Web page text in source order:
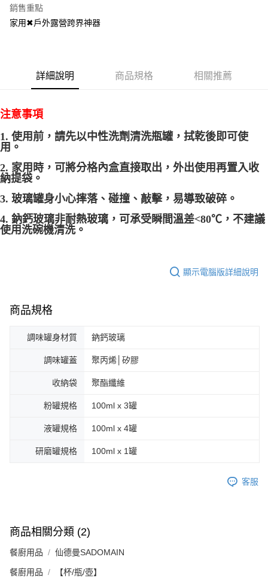
【繳款方式說明】
1.分期款項不併入電信帳單，「大哥付你分期」於每月結算日後寄送繳費提
【注意事項】
2.基於同意付款使用「大哥付你分期」之契約關係目的，商店將以您的個人
由本公司與您本人進行分期帳單所需資料之確認、核對及更正。
3.完整用戶服務條款，請詳閱以下連結：
３．安心：先確認商品／服務後，再付款。
【「AFTEE先享後付」結帳流程】
ATM／網路銀行／等多元方式進行付款，方視為交易完成。
※ 請注意：結帳手續完成當下不需立刻繳費，但若您需要取消訂單，請聯絡
後付繳納相關費用。
※ 交易是否成功請以「AFTEE先享後付 」之結帳頁面顯示為準，若有關於
是否繳費成功／繳費後需取消欲退款等相關疑問，請聯繫「AFTEE先享後付
客戶支援中心」https://netprotections.freshdesk.com/support/home
【注意事項】
１．透過由恩沛科技股份有限公司提供之「AFTEE先享後付」服務完成之交
易，需依本服務之必要範圍內提供個人資料，並將交易相關給付款項請求債
權轉讓予恩沛科技股份有限公司。
https://aftee.tw/terms/#terms3
３．未成年的使用者請事先徵得法定代理人或監護人之同意方可使用
時審查核予不同之上限額度；若仍有額度不足之情形，本公司將視審查結果
恩沛科技股份有限公司將有權停止該用戶之使用額度並採取法律行動。
付款後全家取貨
每筆NT$70，滿NT$899(含以上)免運費
京站台北店客服中心(1F星巴克旁) 即日起不提供京站紙袋，取件時
請自備購物袋，若需購買紙袋可現場詢問
免運費
銷售重點
家用✖戶外露營跨界神器
詳細說明 商品規格 相關推薦
注意事項
1. 使用前，請先以中性洗劑清洗瓶罐，拭乾後即可使
用。
2. 家用時，可將分格內盒直接取出，外出使用再置入收
納提袋。
3. 玻璃罐身小心摔落、碰撞、敲擊，易導致破碎。
4. 鈉鈣玻璃非耐熱玻璃，可承受瞬間溫差<80℃，不建議
使用洗碗機清洗。
顯示電腦版詳細說明
商品規格
調味罐身材質 鈉鈣玻璃
調味罐蓋 聚丙烯│矽膠
收納袋 聚酯纖維
粉罐規格 100ml x 3罐
液罐規格 100ml x 4罐
研磨罐規格 100ml x 1罐
客服
商品相關分類 (2)
餐廚用品 仙德曼SADOMAIN
餐廚用品 【杯/瓶/壺】